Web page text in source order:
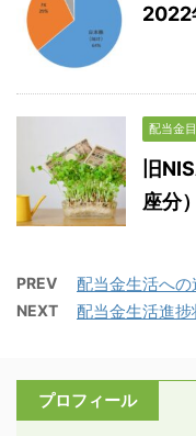
2022
配当金
旧
座分）
PREV 配当金生活へ
NEXT 配当金生活進捗
プロフィール